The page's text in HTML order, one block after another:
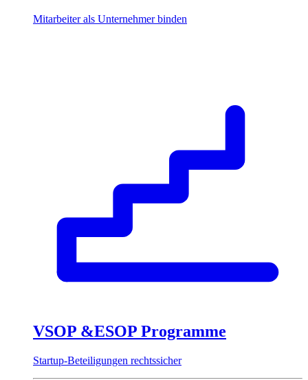
Mitarbeiter als Unternehmer binden
VSOP &ESOP Programme
Startup-Beteiligungen rechtssicher